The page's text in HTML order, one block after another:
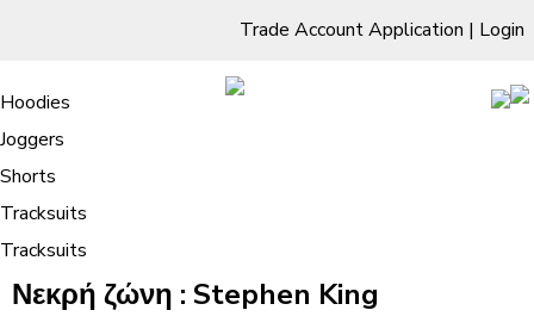
Trade Account Application | Login
Living Room
Sofas & Chairs
Cornar Sofas
Sofas
TV Units & Stands
Bedroom
Chest of Drawers
3 Drawer Chest
4 Drawer Chest
5 Drawer Chest
6 Drawer Chest
Dressing Tables Stools
Dressing Tables
Dressing Stools
Wholesale Mattresses
Mirrors
Free Standing Mirrors
Dining Room
Clothing
Hoodies
Joggers
Shorts
Tracksuits
Tracksuits
Νεκρή ζώνη | Διάβασε Βιβλία Δωρεάν
Home/Νεκρή ζώνη | Διάβασε Βιβλία Δωρεάν
Νεκρή ζώνη : Stephen King